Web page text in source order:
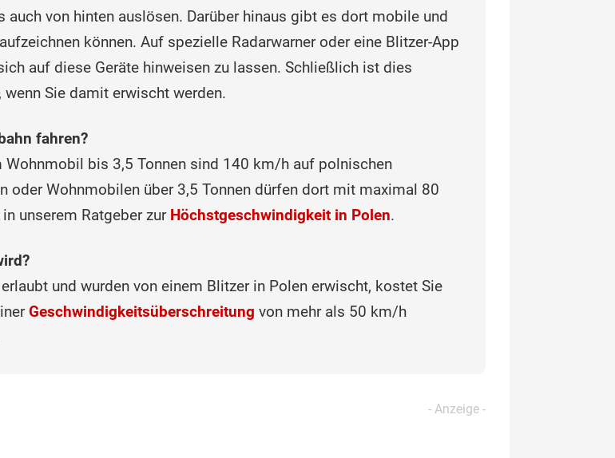
von hinten auslösen. Darüber hinaus gibt es dort mobile und
können. Auf spezielle Radar‌warner oder eine Blit‌zer-App
auf diese Geräte hinweisen zu lassen. Schließlich ist dies
Sie damit erwischt werden.
fahren?
bis 3,5 Tonnen sind 140 km/h auf polnischen
oder Wohnmobilen über 3,5 Tonnen dürfen dort mit maximal 80
unserem Ratgeber zur Höchstgeschwindigkeit in Polen.
und wurden von einem Blitzer in Polen erwischt, kostet Sie
Geschwindigkeitsüberschreitung von mehr als 50 km/h